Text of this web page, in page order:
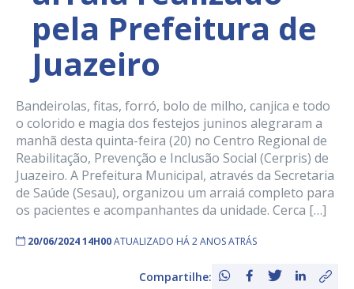
pela Prefeitura de
Juazeiro
Bandeirolas, fitas, forró, bolo de milho, canjica e todo
o colorido e magia dos festejos juninos alegraram a
manhã desta quinta-feira (20) no Centro Regional de
Reabilitação, Prevenção e Inclusão Social (Cerpris) de
Juazeiro. A Prefeitura Municipal, através da Secretaria
de Saúde (Sesau), organizou um arraiá completo para
os pacientes e acompanhantes da unidade. Cerca […]
20/06/2024 14H00ATUALIZADO HÁ 2 ANOS ATRÁS
Compartilhe: